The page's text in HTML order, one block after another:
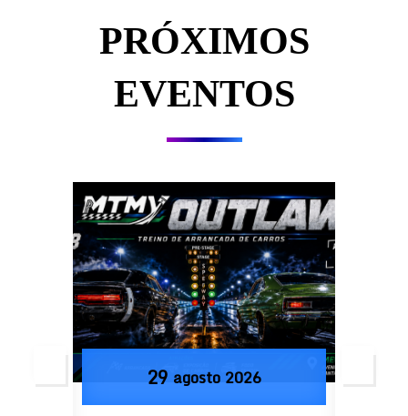
PRÓXIMOS
EVENTOS
29 agosto 2026